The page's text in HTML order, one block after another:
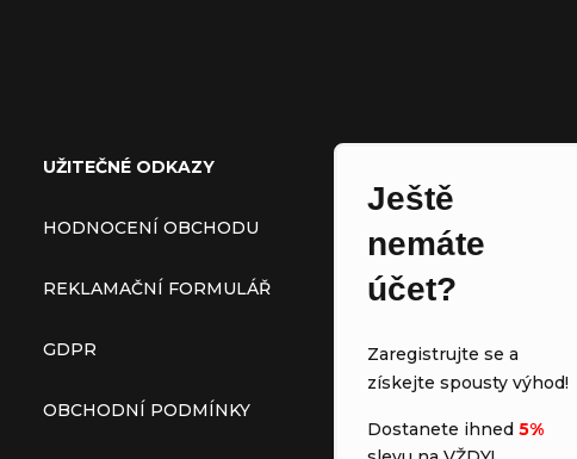
UŽITEČNÉ ODKAZY
HODNOCENÍ OBCHODU
REKLAMAČNÍ FORMULÁŘ
GDPR
OBCHODNÍ PODMÍNKY
Ještě
nemáte
účet?
Zaregistrujte se a
získejte spousty výhod!
Dostanete ihned 5%